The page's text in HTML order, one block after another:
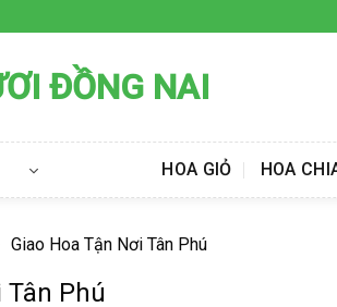
ĐỒNG NAI
HOA GIỎ HOA
Giao Hoa Tận Nơi Tân Phú
Tân Phú